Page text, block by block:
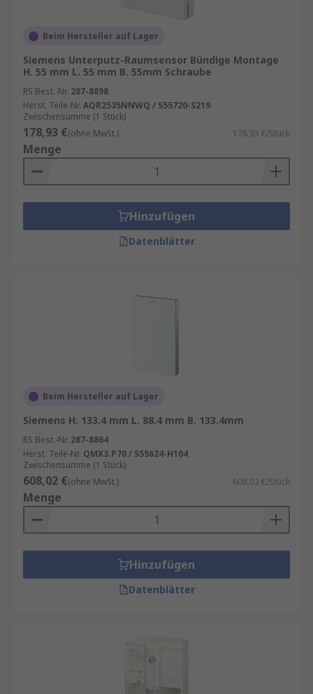
Beim Hersteller auf Lager
Siemens Unterputz-Raumsensor Bündige Montage
H. 55 mm L. 55 mm B. 55mm Schraube
RS Best.-Nr. 287-8898
Herst. Teile-Nr. AQR2535NNWQ / S55720-S219
Zwischensumme (1 Stück)
178,93 €(ohne MwSt.) 178,93 €/Stück
Menge
Hinzufügen
Datenblätter
Beim Hersteller auf Lager
Siemens H. 133.4 mm L. 88.4 mm B. 133.4mm
RS Best.-Nr. 287-8864
Herst. Teile-Nr. QMX3.P70 / S55624-H104
Zwischensumme (1 Stück)
608,02 €(ohne MwSt.) 608,02 €/Stück
Menge
Hinzufügen
Datenblätter